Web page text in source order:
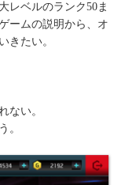
レベルのランク50ま
ームの説明から、オ
きたい。
ない。
。